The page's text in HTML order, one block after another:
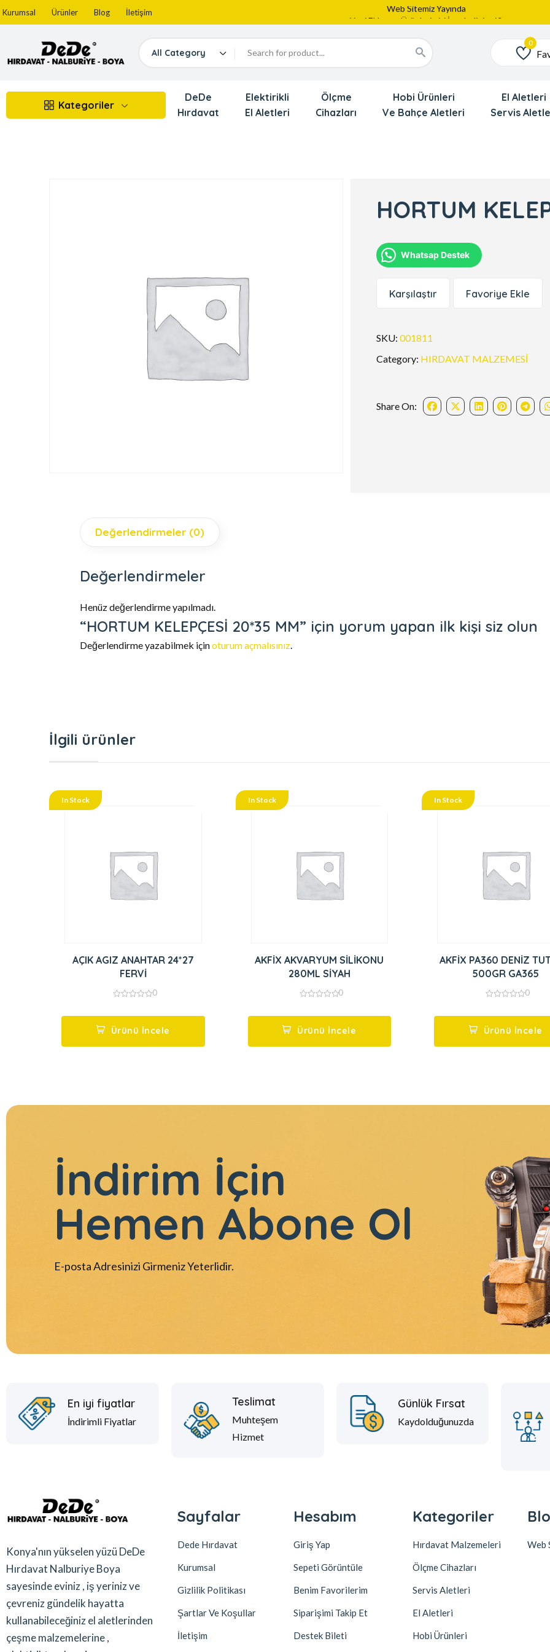
Kurumsal Ürünler Blog İletişim
Web Sitemiz Yayında
Yeni Eklenen Ürünlerimizi İnceledinizmi ?
All Category Favoriler
Kategoriler
DeDe
Hırdavat
Elektirikli
El Aletleri
Ölçme
Cihazları
Hobi Ürünleri
Ve Bahçe Aletleri
El Aletleri
Servis
HORTUM
Whatsap Destek
Karşılaştır Favoriye Ekle
SKU:001811
Category: HIRDAVAT MALZEMESİ
Share On:
Değerlendirmeler (0)
Değerlendirmeler
Henüz değerlendirme yapılmadı.
“HORTUM KELEPÇESİ 20*35 MM” için yorum yapan ilk kişi siz olun
Değerlendirme yazabilmek içinoturum açmalısınız.
İlgili ürünler
In Stock
AÇIK AGIZ ANAHTAR 24*27
FERVİ
5
0
Ürünü İncele
In Stock
AKFİX AKVARYUM SİLİKONU
280ML SİYAH
5
0
Ürünü İncele
In Stock
AKFİX PA360 DENİZ
500GR GA365
5
0
Ürünü İncele
İndirim İçin
Hemen Abone Ol
E-posta Adresinizi Girmeniz Yeterlidir.
En iyi fiyatlar
İndirimli Fiyatlar
Teslimat
Muhteşem
Hizmet
Günlük Fırsat
Kaydolduğunuzda
Konya'nın yükselen yüzü DeDe
Hırdavat Nalburiye Boya
sayesinde eviniz , iş yeriniz ve
çevreniz gündelik hayatta
kullanabileceğiniz el aletlerinden
çeşme malzemelerine ,
Sayfalar
Dede Hırdavat
Kurumsal
Gizlilik Politikası
Şartlar Ve Koşullar
İletişim
Hesabım
Giriş Yap
Sepeti Görüntüle
Benim Favorilerim
Siparişimi Takip Et
Destek Bileti
Kategoriler
Hırdavat Malzemeleri
Ölçme Cihazları
Servis Aletleri
El Aletleri
Hobi Ürünleri
Web